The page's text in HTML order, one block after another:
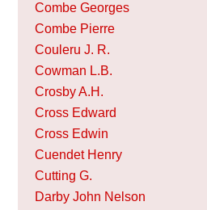
Combe Georges
Combe Pierre
Couleru J. R.
Cowman L.B.
Crosby A.H.
Cross Edward
Cross Edwin
Cuendet Henry
Cutting G.
Darby John Nelson